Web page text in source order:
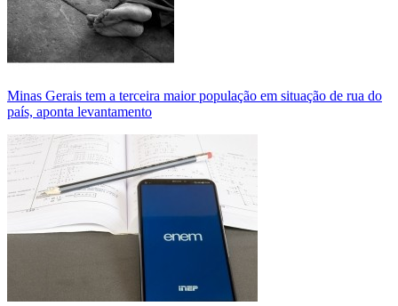
Minas Gerais tem a terceira maior população em situação de rua do
país, aponta levantamento